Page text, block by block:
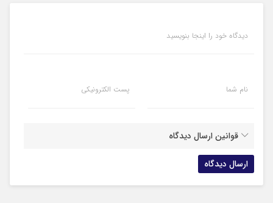
دیدگاه خود را اینجا بنویسید
نام شما پست الکترونیکی
قوانین ارسال دیدگاه